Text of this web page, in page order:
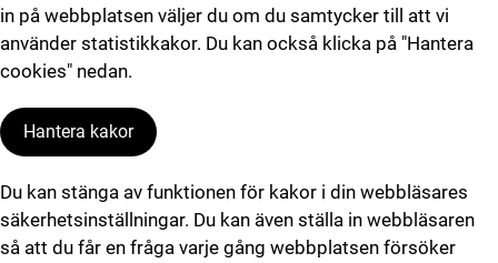
in på webbplatsen väljer du om du samtycker till att vi
använder statistikkakor. Du kan också klicka på "Hantera
cookies" nedan.
Hantera kakor
Du kan stänga av funktionen för kakor i din webbläsares
säkerhetsinställningar. Du kan även ställa in webbläsaren
så att du får en fråga varje gång webbplatsen försöker